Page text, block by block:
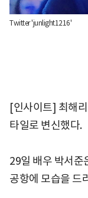
Twitter 'junlight1216'
[인사이트] 최해
타일로 변신했다.
29일 배우 박서준
공항에 모습을 드